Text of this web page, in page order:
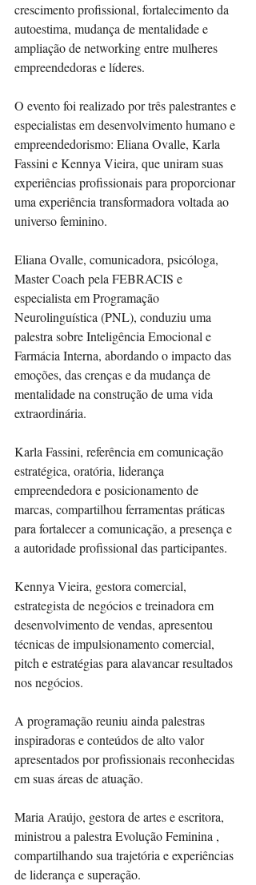
crescimento profissional, fortalecimento da
autoestima, mudança de mentalidade e
ampliação de networking entre mulheres
empreendedoras e líderes.
O evento foi realizado por três palestrantes e
especialistas em desenvolvimento humano e
empreendedorismo: Eliana Ovalle, Karla
Fassini e Kennya Vieira, que uniram suas
experiências profissionais para proporcionar
uma experiência transformadora voltada ao
universo feminino.
Eliana Ovalle, comunicadora, psicóloga,
Master Coach pela FEBRACIS e
especialista em Programação
Neurolinguística (PNL), conduziu uma
palestra sobre Inteligência Emocional e
Farmácia Interna, abordando o impacto das
emoções, das crenças e da mudança de
mentalidade na construção de uma vida
extraordinária.
Karla Fassini, referência em comunicação
estratégica, oratória, liderança
empreendedora e posicionamento de
marcas, compartilhou ferramentas práticas
para fortalecer a comunicação, a presença e
a autoridade profissional das participantes.
Kennya Vieira, gestora comercial,
estrategista de negócios e treinadora em
desenvolvimento de vendas, apresentou
técnicas de impulsionamento comercial,
pitch e estratégias para alavancar resultados
nos negócios.
A programação reuniu ainda palestras
inspiradoras e conteúdos de alto valor
apresentados por profissionais reconhecidas
em suas áreas de atuação.
Maria Araújo, gestora de artes e escritora,
ministrou a palestra Evolução Feminina ,
compartilhando sua trajetória e experiências
de liderança e superação.